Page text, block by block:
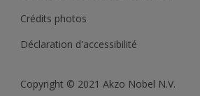
Crédits photos
Déclaration d'accessibilité
Copyright © 2021 Akzo Nobel N.V.